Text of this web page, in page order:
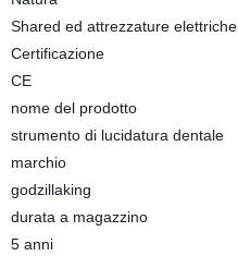
Shared ed attrezzature elettriche
Certificazione
CE
nome del prodotto
strumento di lucidatura dentale
marchio
godzillaking
durata a magazzino
5 anni